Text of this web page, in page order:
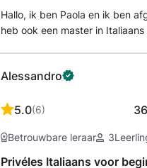
Hallo, ik ben Paola en ik ben
heb ook een master in
jarenlang geef ik individuele
verbeteren, ik help je graag. Ik
een tekst begrijpen. De prijs
sturen mj een bericht voor
Alessandro
5.0(6)
Betrouwbare leraar 3
Privéles Italiaans voor